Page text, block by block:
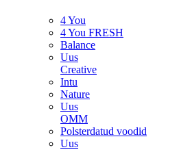
4 You
4 You FRESH
Balance
Uus
Creative
Intu
Nature
Uus
OMM
Polsterdatud voodid
Uus